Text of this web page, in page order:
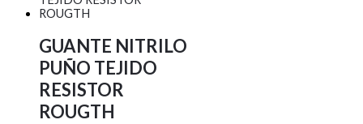
GUANTE NITRILO
PUÑO TEJIDO
RESISTOR
ROUGTH